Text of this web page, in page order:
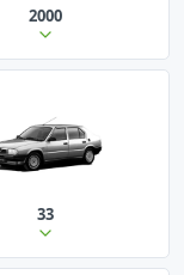
2000
33